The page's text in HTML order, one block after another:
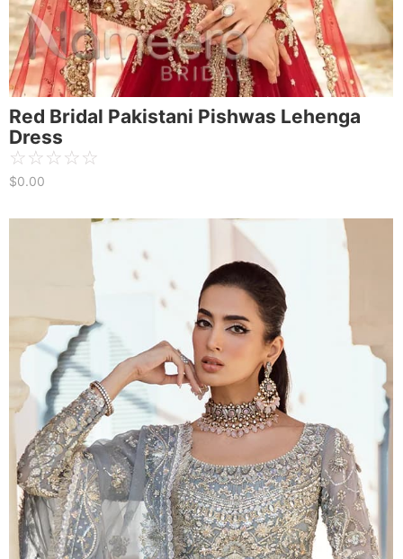
Red Bridal Pakistani Pishwas Lehenga
Dress
☆☆☆☆☆
$0.00